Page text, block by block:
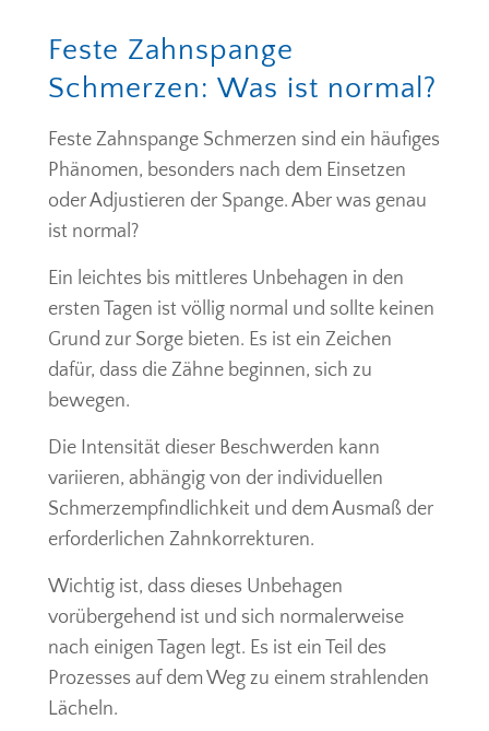
Feste Zahnspange
Schmerzen: Was ist normal?
Feste Zahnspange Schmerzen sind ein häufiges
Phänomen, besonders nach dem Einsetzen
oder Adjustieren der Spange. Aber was genau
ist normal?
Ein leichtes bis mittleres Unbehagen in den
ersten Tagen ist völlig normal und sollte keinen
Grund zur Sorge bieten. Es ist ein Zeichen
dafür, dass die Zähne beginnen, sich zu
bewegen.
Die Intensität dieser Beschwerden kann
variieren, abhängig von der individuellen
Schmerzempfindlichkeit und dem Ausmaß der
erforderlichen Zahnkorrekturen.
Wichtig ist, dass dieses Unbehagen
vorübergehend ist und sich normalerweise
nach einigen Tagen legt. Es ist ein Teil des
Prozesses auf dem Weg zu einem strahlenden
Lächeln.